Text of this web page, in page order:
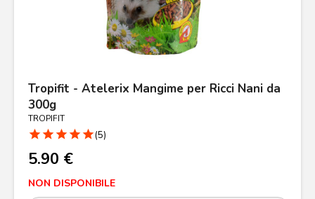
Tropifit - Atelerix Mangime per Ricci Nani da
300g
TROPIFIT
star star star star star(5)
5.90 €
NON DISPONIBILE